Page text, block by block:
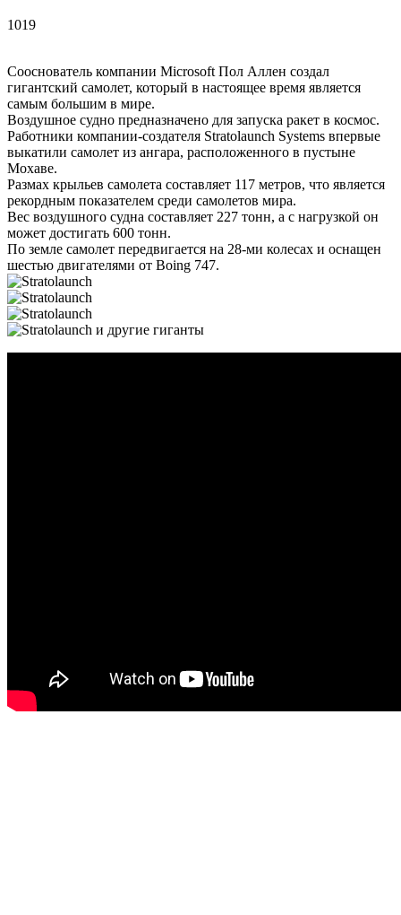
1019
Сооснователь компании Microsoft Пол Аллен создал
гигантский самолет, который в настоящее время является
самым большим в мире.
Воздушное судно предназначено для запуска ракет в космос.
Работники компании-создателя Stratolaunch Systems впервые
выкатили самолет из ангара, расположенного в пустыне
Мохаве.
Размах крыльев самолета составляет 117 метров, что является
рекордным показателем среди самолетов мира.
Вес воздушного судна составляет 227 тонн, а с нагрузкой он
может достигать 600 тонн.
По земле самолет передвигается на 28-ми колесах и оснащен
шестью двигателями от Boing 747.